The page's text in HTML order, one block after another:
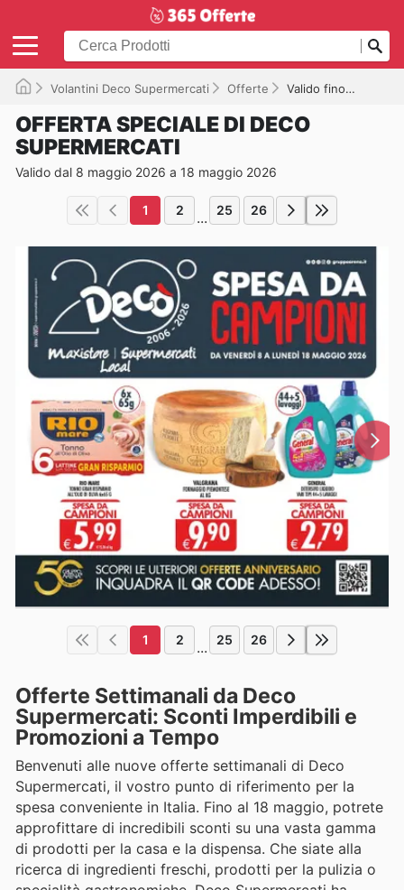
Volantini Deco Supermercati Offerte Valido fino a 18/05/2026
OFFERTA SPECIALE DI DECO
SUPERMERCATI
Valido dal 8 maggio 2026 a 18 maggio 2026
1 2 ... 25 26
1 2 ... 25 26
Offerte Settimanali da Deco
Supermercati: Sconti Imperdibili e
Promozioni a Tempo
Benvenuti alle nuove offerte settimanali di Deco
Supermercati, il vostro punto di riferimento per la
spesa conveniente in Italia. Fino al 18 maggio, potrete
approfittare di incredibili sconti su una vasta gamma
di prodotti per la casa e la dispensa. Che siate alla
ricerca di ingredienti freschi, prodotti per la pulizia o